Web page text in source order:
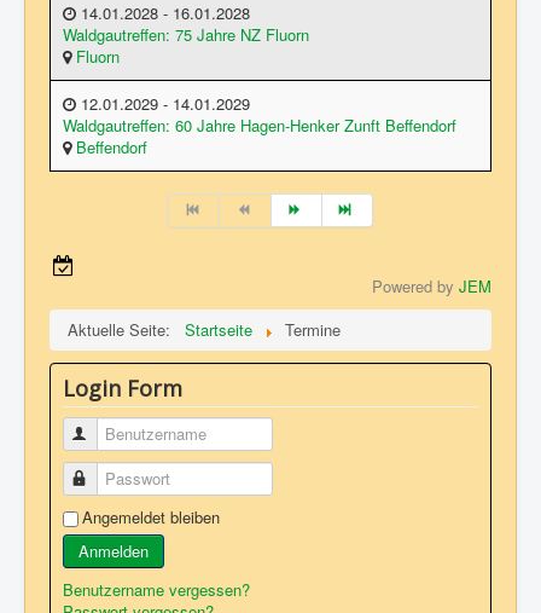
14.01.2028 - 16.01.2028
Waldgautreffen: 75 Jahre NZ Fluorn
Fluorn
12.01.2029 - 14.01.2029
Waldgautreffen: 60 Jahre Hagen-Henker Zunft Beffendorf
Beffendorf
Powered by JEM
Aktuelle Seite:
Startseite Termine
Login Form
Benutzername
Passwort
Angemeldet bleiben
Anmelden
Benutzername vergessen?